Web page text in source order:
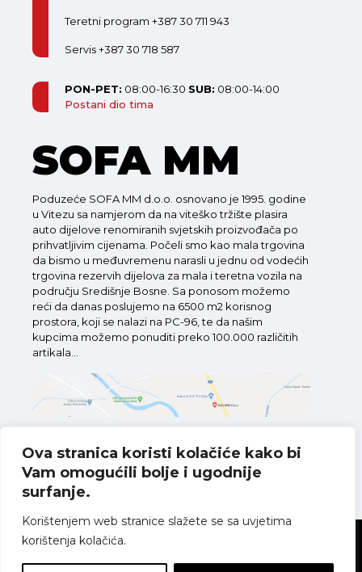
Ova stranica koristi kolačiće kako bi
Vam omogućili bolje i ugodnije
surfanje.
Korištenjem web stranice slažete se sa uvjetima
korištenja kolačića.
Teretni program +387 30 711 943
Servis +387 30 718 587
PON-PET: 08:00-16:30 SUB: 08:00-14:00
Postani dio tima
SOFA MM
Poduzeće SOFA MM d.o.o. osnovano je 1995. godine
u Vitezu sa namjerom da na viteško tržište plasira
auto dijelove renomiranih svjetskih proizvođača po
prihvatljivim cijenama. Počeli smo kao mala trgovina
da bismo u međuvremenu narasli u jednu od vodećih
trgovina rezervih dijelova za mala i teretna vozila na
području Središnje Bosne. Sa ponosom možemo
reći da danas poslujemo na 6500 m2 korisnog
prostora, koji se nalazi na PC-96, te da našim
kupcima možemo ponuditi preko 100.000 različitih
artikala...
Pronađite nas na karti
Sva prava pridržana
privatnosti
Uvjeti korištenja